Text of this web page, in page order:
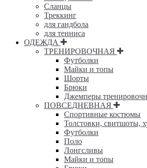
Сланцы
Треккинг
для гандбола
для тенниса
ОДЕЖДА
ТРЕНИРОВОЧНАЯ
Футболки
Майки и топы
Шорты
Брюки
Джемперы
ПОВСЕДНЕВНАЯ
Спортивные костюмы
Толстовки, свитшоты,
Футболки
Поло
Лонгсливы
Майки и топы